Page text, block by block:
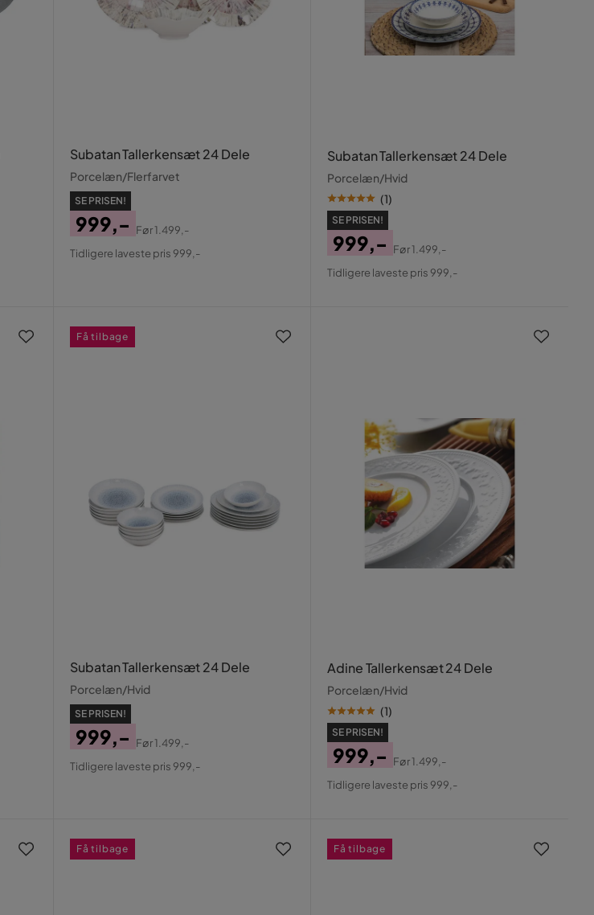
Subatan Tallerkensæt 24 Dele
Porcelæn/Flerfarvet
SE PRISEN!
Pris
999,-
Original
Før1.499,-
Tidligere laveste pris 999,-
Subatan Tallerkensæt 24 Dele
Porcelæn/Hvid
(1)
SE PRISEN!
Pris
999,-
Original
Før1.499,-
Tidligere laveste pris 999,-
Subatan Tallerkensæt 24 Dele
Porcelæn/Hvid
SE PRISEN!
Pris
999,-
Original
Før1.499,-
Tidligere laveste pris 999,-
Få tilbage
Adine Tallerkensæt 24 Dele
Porcelæn/Hvid
(1)
SE PRISEN!
Pris
999,-
Original
Før1.499,-
Tidligere laveste pris 999,-
Få tilbage Få tilbage